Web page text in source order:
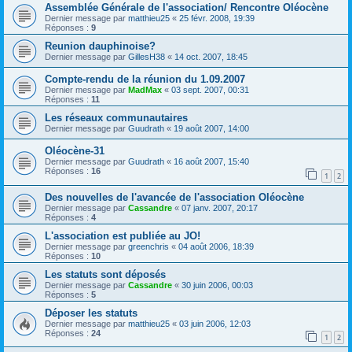
Assemblée Générale de l'association/ Rencontre Oléocène
Dernier message par matthieu25 « 25 févr. 2008, 19:39
Réponses : 9
Reunion dauphinoise?
Dernier message par GillesH38 « 14 oct. 2007, 18:45
Compte-rendu de la réunion du 1.09.2007
Dernier message par MadMax « 03 sept. 2007, 00:31
Réponses : 11
Les réseaux communautaires
Dernier message par Guudrath « 19 août 2007, 14:00
Oléocène-31
Dernier message par Guudrath « 16 août 2007, 15:40
Réponses : 16 1 2
Des nouvelles de l'avancée de l'association Oléocène
Dernier message par Cassandre « 07 janv. 2007, 20:17
Réponses : 4
L'association est publiée au JO!
Dernier message par greenchris « 04 août 2006, 18:39
Réponses : 10
Les statuts sont déposés
Dernier message par Cassandre « 30 juin 2006, 00:03
Réponses : 5
Déposer les statuts
Dernier message par matthieu25 « 03 juin 2006, 12:03
Réponses : 24 1 2